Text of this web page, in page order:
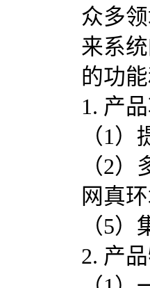
众多
来系
的功
1. 产
（1
（2
网真
（5
2. 产